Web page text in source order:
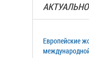
АКТУАЛЬНО
Европейские